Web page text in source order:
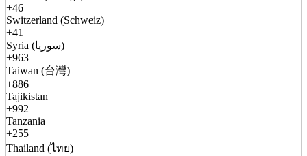
+46
Switzerland (Schweiz)
+41
Syria (سوريا)
+963
Taiwan (台灣)
+886
Tajikistan
+992
Tanzania
+255
Thailand (ไทย)